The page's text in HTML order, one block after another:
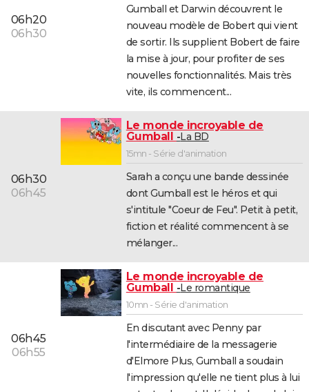
06h20
06h30
Gumball et Darwin découvrent le
nouveau modèle de Bobert qui vient
de sortir. Ils supplient Bobert de faire
la mise à jour, pour profiter de ses
nouvelles fonctionnalités. Mais très
vite, ils commencent...
06h30
06h45
Le monde incroyable de
Gumball
La BD
15mn - Série d'animation
Sarah a conçu une bande dessinée
dont Gumball est le héros et qui
s'intitule "Coeur de Feu". Petit à petit,
fiction et réalité commencent à se
mélanger...
06h45
06h55
Le monde incroyable de
Gumball
Le romantique
10mn - Série d'animation
En discutant avec Penny par
l'intermédiaire de la messagerie
d'Elmore Plus, Gumball a soudain
l'impression qu'elle ne tient plus à lui